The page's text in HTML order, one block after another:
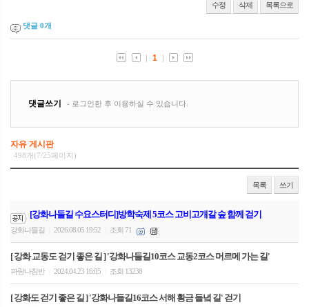
수정 삭제 목록으로
댓글 0개
자유 게시판
498개(7/25페이지)
목록 쓰기
[강화나들길 수요스터디]방학숙제 5코스 고비고개갈 숲 함께 걷기
강화나들길 2026.08.05 19:52 조회 71
[ 강화 교동도 걷기 좋은 길 ] '강화나들길10코스 교동2코스 머르메 가는 길'
파랑나침반 2024.04.23 16:05 조회 13238
[ 강화도 걷기 좋은 길 ] '강화나들길16코스 서해 황금 들녘 길' 걷기